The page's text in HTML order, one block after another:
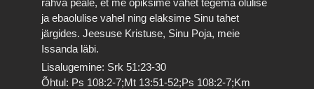
ja ebaolulise vahel ning elaksime Sinu tahet
järgides. Jeesuse Kristuse, Sinu Poja, meie
Issanda läbi.
Lisalugemine: Srk 51:23-30
Õhtul: Ps 108:2-7;Mt 13:51-52;Ps 108:2-7;Km